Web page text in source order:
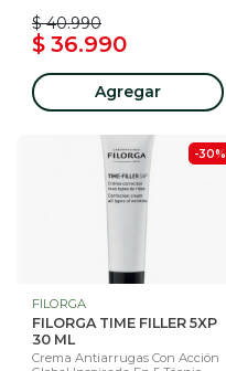
$ 40.990
$ 36.990
Agregar
-30%
FILORGA
FILORGA TIME FILLER 5XP
30 ML
Crema Antiarrugas Con Acción